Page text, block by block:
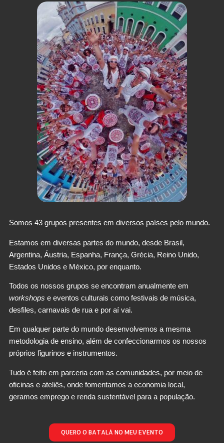
Somos 43 grupos presentes em diversos países pelo mundo.
Estamos em diversas partes do mundo, desde Brasil,
Argentina, Áustria, Espanha, França, Grécia, Reino Unido,
Estados Unidos e México, por enquanto.
workshops e eventos culturais como festivais de música,
desfiles, carnavais de rua e por aí vai.
Em qualquer parte do mundo desenvolvemos a mesma
metodologia de ensino, além de confeccionarmos os nossos
próprios figurinos e instrumentos.
Tudo é feito em parceria com as comunidades, por meio de
oficinas e ateliês, onde fomentamos a economia local,
geramos emprego e renda sustentável para a população.
QUERO O BATALÁ NO MEU EVENTO